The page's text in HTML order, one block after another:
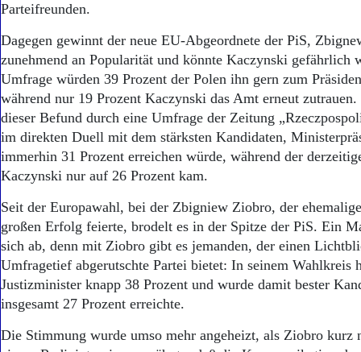
Start
Wer wir sind
Aktuelle Ausgabe
Abonnenten-Login
Abonnent werden
Abo Prämien
Archiv
Mediadaten
Kontakt
Impressum
Datenschutz
Parteifreunden.
Dagegen gewinnt der neue EU-Abgeordnete der PiS,
zunehmend an Popularität und könnte Kaczynski gefährlich
Umfrage würden 39 Prozent der Polen ihn gern zum
während nur 19 Prozent Kaczynski das Amt erneut
dieser Befund durch eine Umfrage der Zeitung
im direkten Duell mit dem stärksten Kandidaten,
immerhin 31 Prozent erreichen würde, während der
Kaczynski nur auf 26 Prozent kam.
Seit der Europawahl, bei der Zbigniew Ziobro, der
großen Erfolg feierte, brodelt es in der Spitze der PiS. Ein
sich ab, denn mit Ziobro gibt es jemanden, der einen
Umfragetief abgerutschte Partei bietet: In seinem Wahlkreis
Justizminister knapp 38 Prozent und wurde damit bester
insgesamt 27 Prozent erreichte.
Die Stimmung wurde umso mehr angeheizt, als Ziobro kurz